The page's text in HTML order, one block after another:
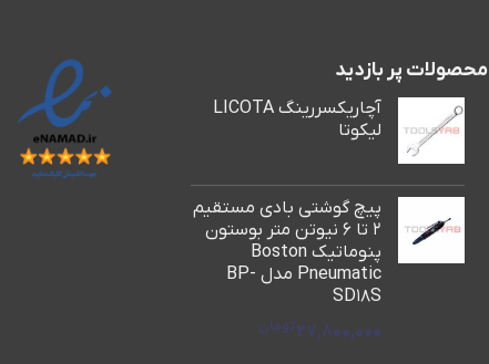
محصولات پر بازدید
آچاریکسررینگ LICOTA
لیکوتا
پیچ گوشتی بادی مستقیم
2 تا 6 نیوتن متر بوستون
پنوماتیک Boston
Pneumatic مدل BP-
SD18S
27,800,000تومان